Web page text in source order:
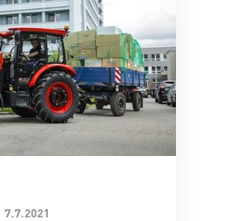
7.7.2021